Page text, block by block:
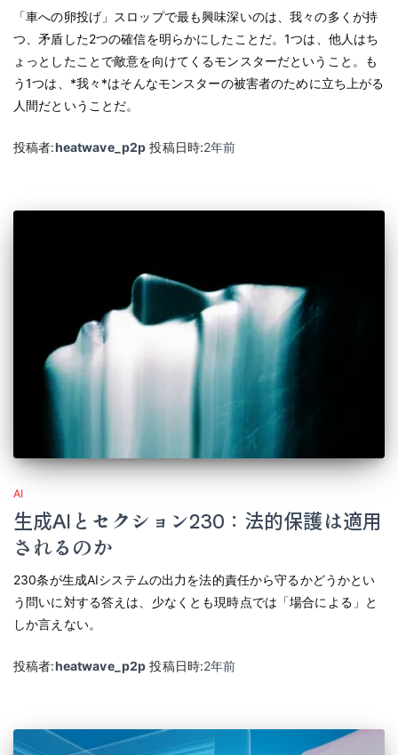
「車への卵投げ」スロップで最も興味深いのは、我々の多くが持
つ、矛盾した2つの確信を明らかにしたことだ。1つは、他人はち
ょっとしたことで敵意を向けてくるモンスターだということ。も
う1つは、*我々*はそんなモンスターの被害者のために立ち上がる
人間だということだ。
投稿者:heatwave_p2p 投稿日時:2年前
AI
生成AIとセクション230：法的保護は適用
されるのか
230条が生成AIシステムの出力を法的責任から守るかどうかとい
う問いに対する答えは、少なくとも現時点では「場合による」と
しか言えない。
投稿者:heatwave_p2p 投稿日時:2年前